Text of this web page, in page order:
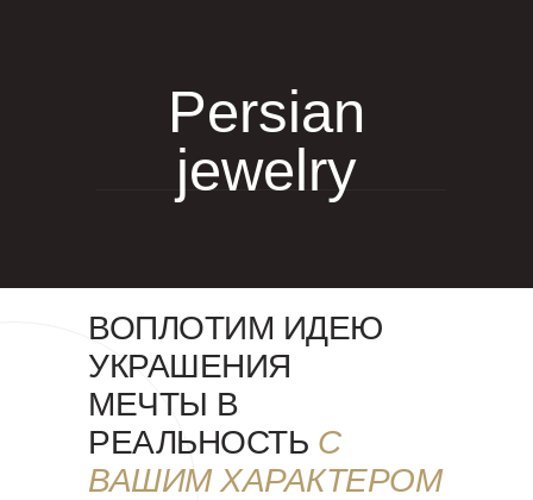
Persian
jewelry
ВОПЛОТИМ ИДЕЮ
УКРАШЕНИЯ
МЕЧТЫ В
РЕАЛЬНОСТЬ С
ВАШИМ ХАРАКТЕРОМ